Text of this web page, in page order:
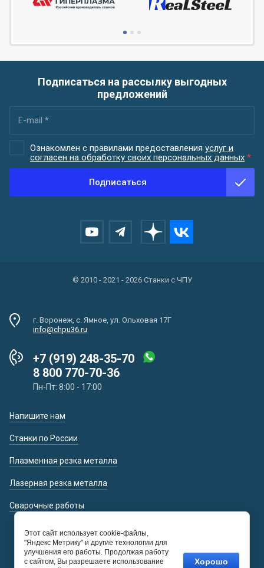
Подписаться на рассылку выгодных
предложений
Ознакомлен с правилами предоставления услуг и
согласен на обработку своих персональных данных *
Подписаться
© 2010 - 2021 - 2026 Станки с ЧПУ
г. Воронеж, с. Ямное, ул. Ольховая 17Г
info@chpu36.ru
+7 (919) 248-35-70
8 800 770-70-36
Пн-Пт: 8:00 - 17:00
Напишите нам
Станки по России
Плазменная резка металла
Лазерная резка металла
Сварочные работы
Наполнение и
Продвижение сайта
Мегагрупп.ру
Этот сайт использует cookie-файлы,
"Яндекс Метрику" и другие технологии для
улучшения его работы. Продолжая работу
с сайтом, Вы разрешаете использование
Хорошо